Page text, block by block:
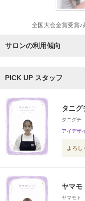
全国大会金賞受賞♪
サロンの利用傾向
PICK UP スタッフ
タニグ
タニグチ
アイデザ
よろし
ヤマモ
ヤマモト